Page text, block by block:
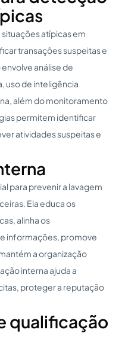
atípicas em
transações suspeitas e
análise de
uso de inteligência
além do monitoramento
permitem identificar
atividades suspeitas e
para prevenir a lavagem
Ela educa os
alinha os
informações, promove
a organização
interna ajuda a
proteger a reputação
qualificação